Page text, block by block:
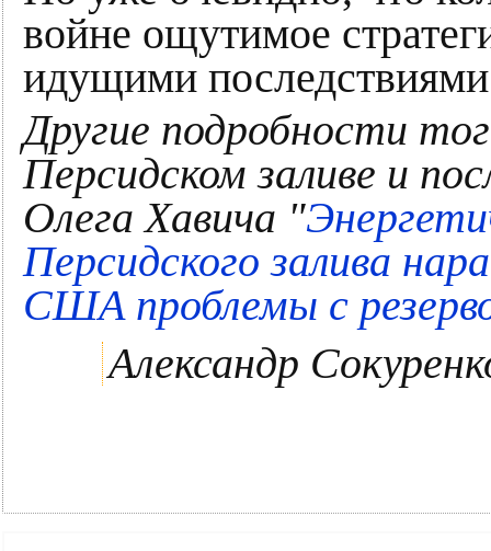
войне ощутимое
идущими
Другие подробности
Персидском заливе и
Олега Хавича "
Персидского залива
США проблемы с
Александр